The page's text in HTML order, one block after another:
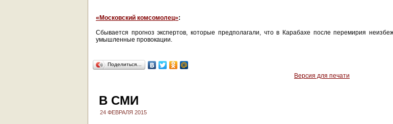
«Московский комсомолец»:
Сбывается прогноз экспертов, которые предполагали, что в Карабахе после перемирия
умышленные провокации.
Поделиться…
Версия для печати
В СМИ
24 ФЕВРАЛЯ 2015